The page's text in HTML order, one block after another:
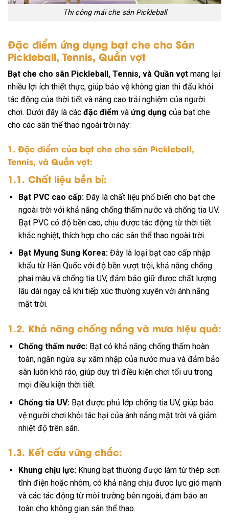
Thi công mái che sân Pickleball
Đặc điểm ứng dụng bạt che cho Sân
Pickleball, Tennis, Quần vợt
Bạt che cho sân Pickleball, Tennis, và Quần vợt mang lại
nhiều lợi ích thiết thực, giúp bảo vệ không gian thi đấu khỏi
tác động của thời tiết và nâng cao trải nghiệm của người
chơi. Dưới đây là các đặc điểm và ứng dụng của bạt che
cho các sân thể thao ngoài trời này:
1. Đặc điểm của bạt che cho sân Pickleball,
Tennis, và Quần vợt:
1.1. Chất liệu bền bỉ:
Bạt PVC cao cấp:Đây là chất liệu phổ biến cho bạt che
ngoài trời với khả năng chống thấm nước và chống tia UV.
Bạt PVC có độ bền cao, chịu được tác động từ thời tiết
khắc nghiệt, thích hợp cho các sân thể thao ngoài trời.
Bạt Myung Sung Korea:Đây là loại bạt cao cấp nhập
khẩu từ Hàn Quốc với độ bền vượt trội, khả năng chống
phai màu và chống tia UV, đảm bảo giữ được chất lượng
lâu dài ngay cả khi tiếp xúc thường xuyên với ánh nắng
mặt trời.
1.2. Khả năng chống nắng và mưa hiệu quả:
Chống thấm nước:Bạt có khả năng chống thấm hoàn
toàn, ngăn ngừa sự xâm nhập của nước mưa và đảm bảo
sân luôn khô ráo, giúp duy trì điều kiện chơi tối ưu trong
mọi điều kiện thời tiết.
Chống tia UV:Bạt được phủ lớp chống tia UV, giúp bảo
vệ người chơi khỏi tác hại của ánh nắng mặt trời và giảm
nhiệt độ trên sân.
1.3. Kết cấu vững chắc:
Khung chịu lực:Khung bạt thường được làm từ thép sơn
tĩnh điện hoặc nhôm, có khả năng chịu được lực gió mạnh
và các tác động từ môi trường bên ngoài, đảm bảo an
toàn cho không gian sân thể thao.